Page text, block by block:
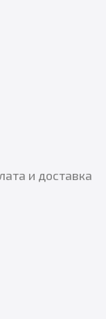
и доставка